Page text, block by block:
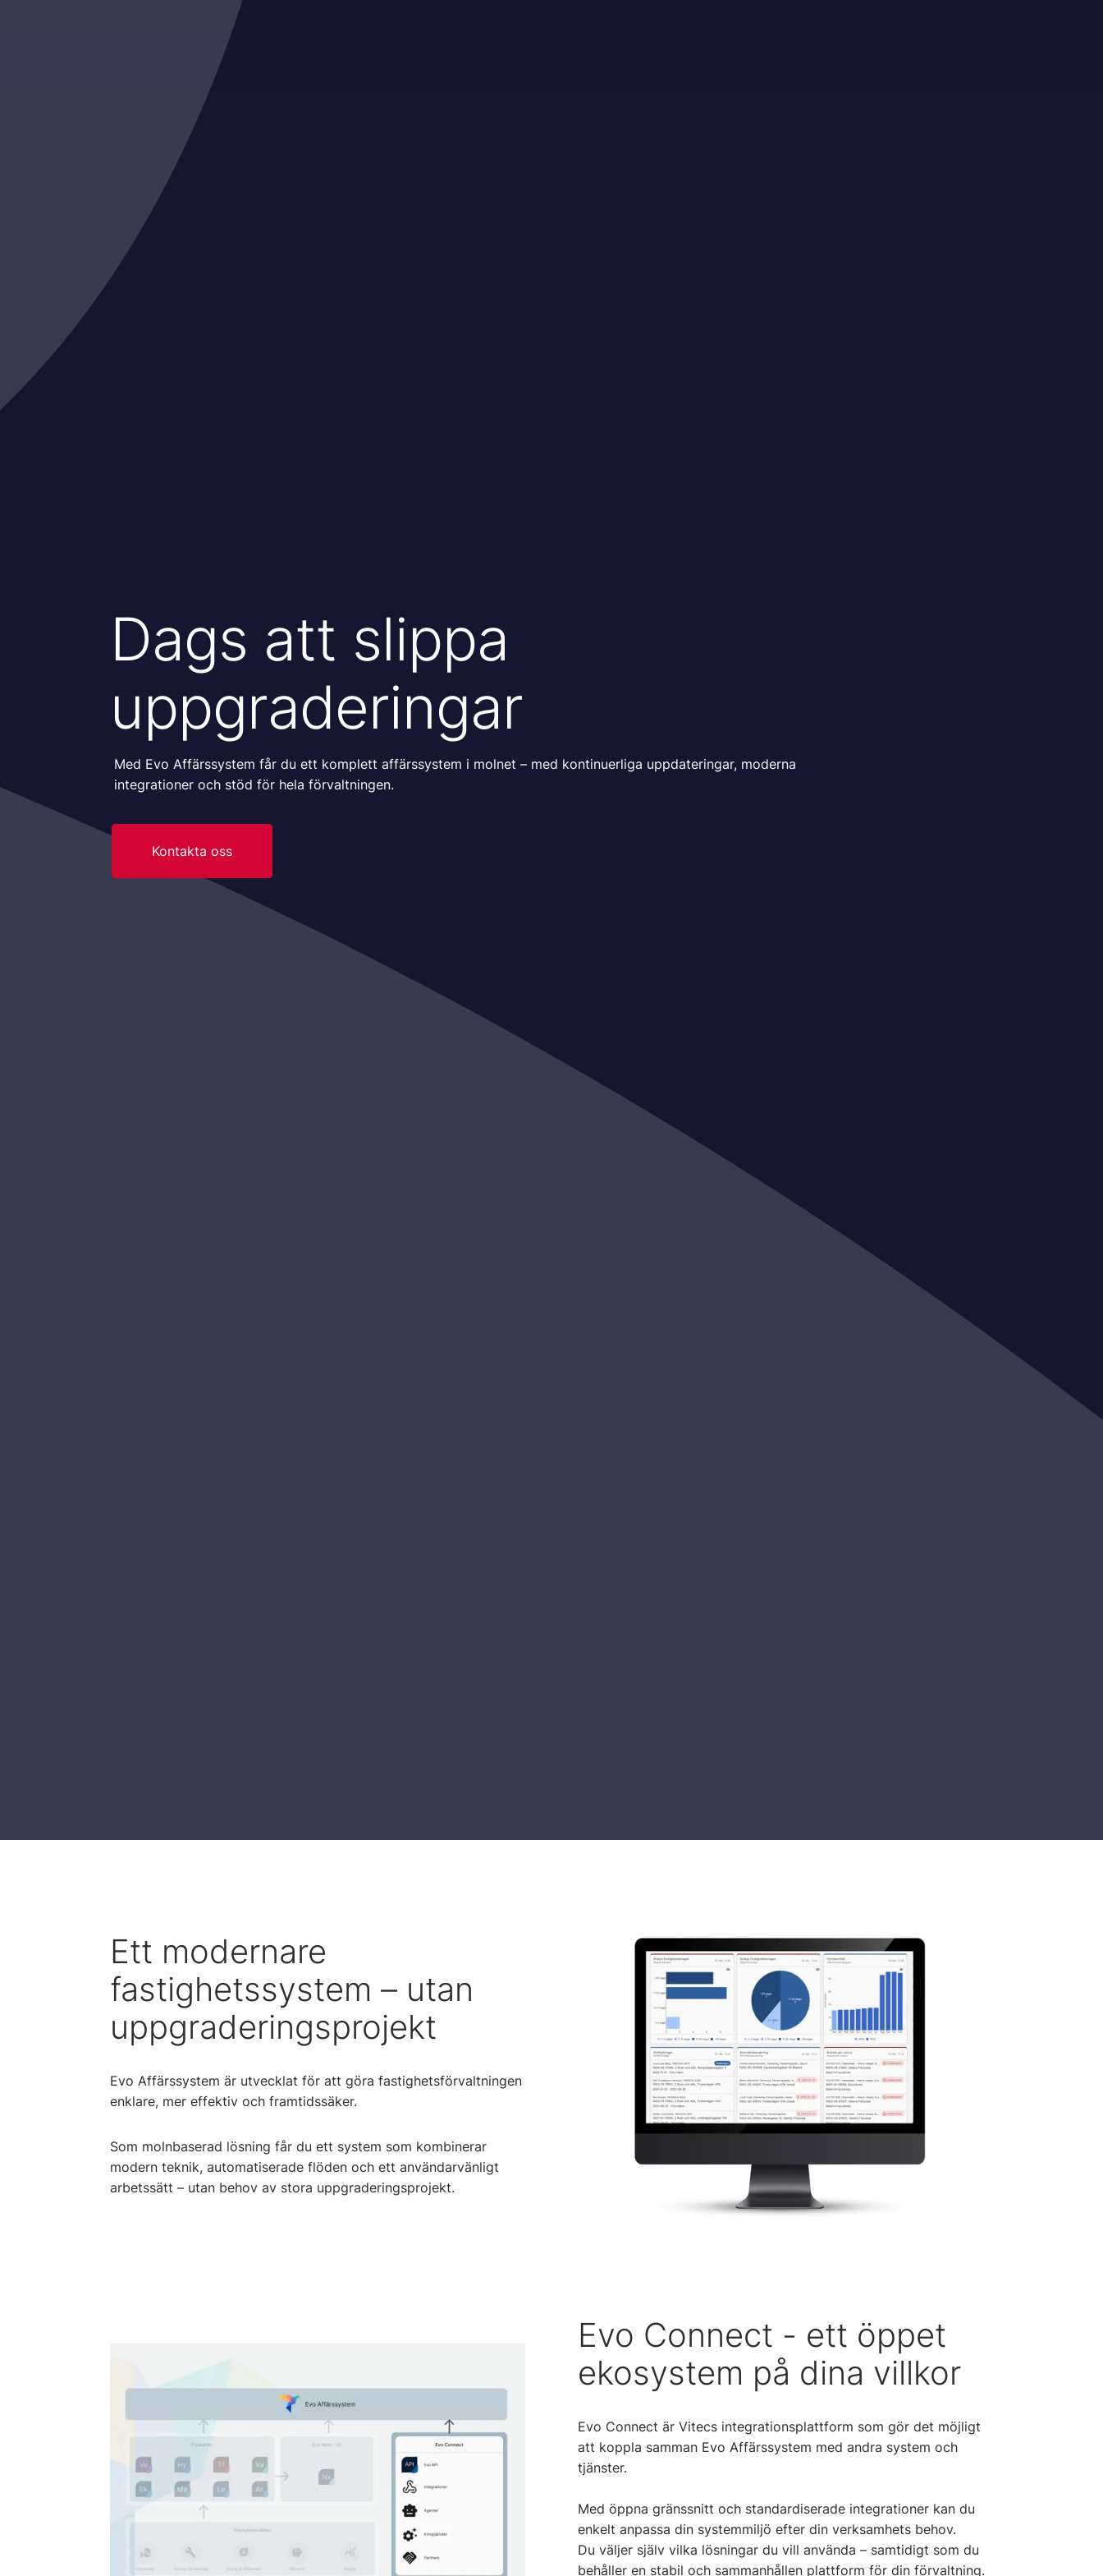
Dags att slippa
uppgraderingar
Med Evo Affärssystem får du ett komplett affärssystem i molnet – med kontinuerliga uppdateringar, moderna
integrationer och stöd för hela förvaltningen.
Kontakta oss
Ett modernare
fastighetssystem – utan
uppgraderingsprojekt
Evo Affärssystem är utvecklat för att göra fastighetsförvaltningen
enklare, mer effektiv och framtidssäker.
Som molnbaserad lösning får du ett system som kombinerar
modern teknik, automatiserade flöden och ett användarvänligt
arbetssätt – utan behov av stora uppgraderingsprojekt.
Evo Connect - ett öppet
ekosystem på dina villkor
Evo Connect är Vitecs integrationsplattform som gör det möjligt
att koppla samman Evo Affärssystem med andra system och
tjänster.
Med öppna gränssnitt och standardiserade integrationer kan du
enkelt anpassa din systemmiljö efter din verksamhets behov.
Du väljer själv vilka lösningar du vill använda – samtidigt som du
behåller en stabil och sammanhållen plattform för din förvaltning.